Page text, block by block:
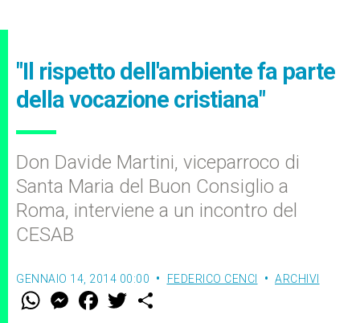
"Il rispetto dell'ambiente fa parte
della vocazione cristiana"
Don Davide Martini, viceparroco di
Santa Maria del Buon Consiglio a
Roma, interviene a un incontro del
CESAB
GENNAIO 14, 2014 00:00 FEDERICO CENCI ARCHIVI
W M
e
F
a w